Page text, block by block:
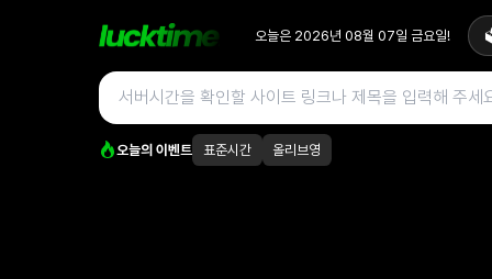
오늘은 2026년 08월 07일 금요일!
오늘의 이벤트 표준시간 올리브영